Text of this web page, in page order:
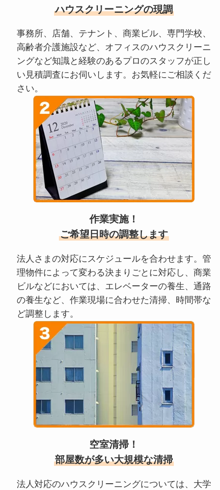
ハウスクリーニングの現調
事務所、店舗、テナント、商業ビル、専門学校、
高齢者介護施設など、オフィスのハウスクリーニ
ングなど知識と経験のあるプロのスタッフが正し
い見積調査にお伺いします。お気軽にご相談くだ
さい。
作業実施！
ご希望日時の調整します
法人さまの対応にスケジュールを合わせます。管
理物件によって変わる決まりごとに対応し、商業
ビルなどにおいては、エレベーターの養生、通路
の養生など、作業現場に合わせた清掃、時間帯な
ど調整します。
空室清掃！
部屋数が多い大規模な清掃
法人対応のハウスクリーニングについては、大学